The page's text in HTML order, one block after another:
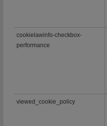
cookielawinfo-checkbox-
performance
viewed_cookie_policy